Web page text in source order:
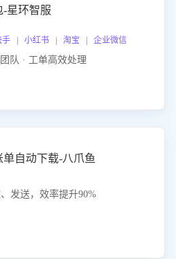
-星环智服
| 小红书 | 淘宝 | 企业微信
队 · 工单高效处理
自动下载-八爪鱼
发送，效率提升90%